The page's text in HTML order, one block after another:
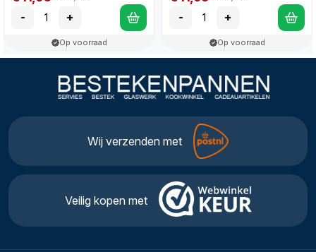
- +
Op voorraad
- +
Op voorraad
Wij verzenden met
Veilig kopen met